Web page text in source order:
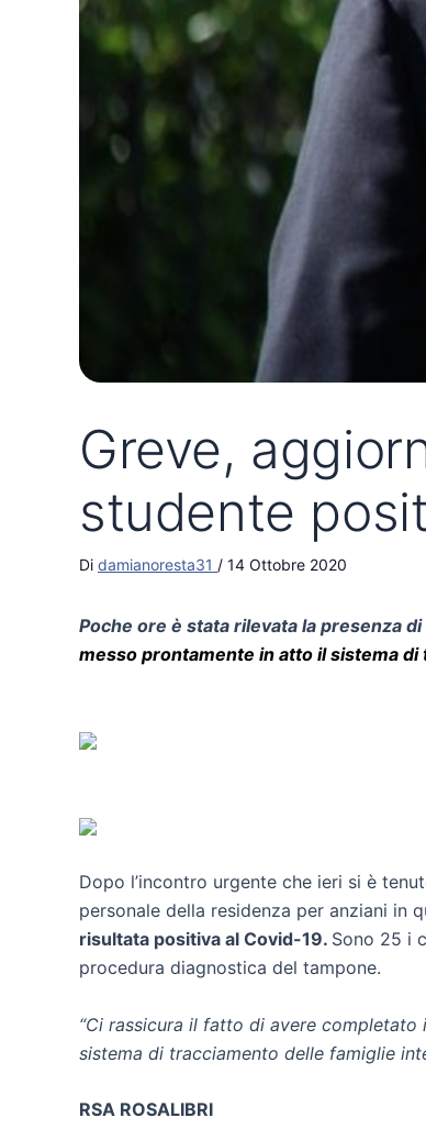
Greve,
studente
Di damianoresta31 / 14 Ottobre 2020
Poche ore è stata rilevata la presenza
messo prontamente in atto il sistema
Dopo l’incontro urgente che ieri si è
personale della residenza per anziani in
risultata positiva al Covid-19. Sono 25 i
procedura diagnostica del tampone.
“Ci rassicura il fatto di avere
sistema di tracciamento delle famiglie
RSA ROSALIBRI